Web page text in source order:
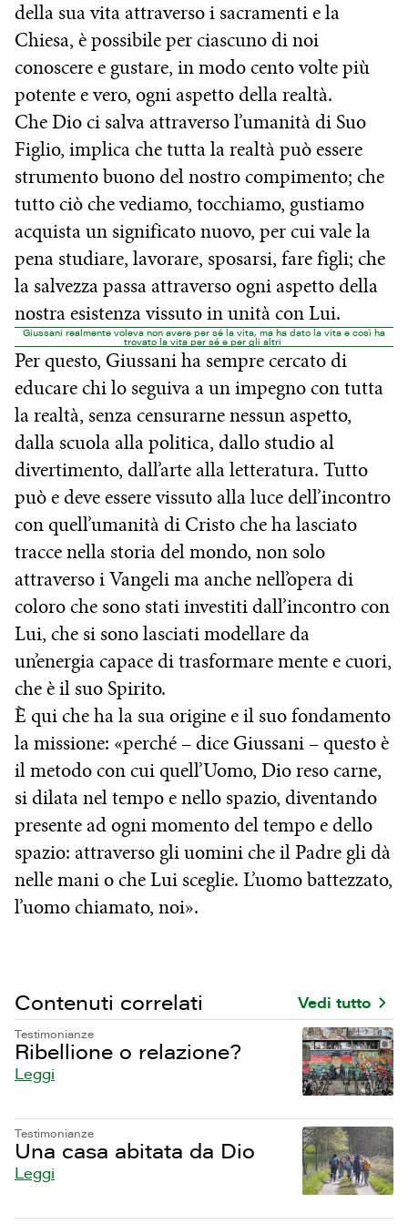
della sua vita attraverso i sacramenti e la
Chiesa, è possibile per ciascuno di noi
conoscere e gustare, in modo cento volte più
potente e vero, ogni aspetto della realtà.
Che Dio ci salva attraverso l’umanità di Suo
Figlio, implica che tutta la realtà può essere
strumento buono del nostro compimento; che
tutto ciò che vediamo, tocchiamo, gustiamo
acquista un significato nuovo, per cui vale la
pena studiare, lavorare, sposarsi, fare figli; che
la salvezza passa attraverso ogni aspetto della
nostra esistenza vissuto in unità con Lui.
Giussani realmente voleva non avere per sé la vita, ma ha dato la vita e così ha
trovato la vita per sé e per gli altri
Per questo, Giussani ha sempre cercato di
educare chi lo seguiva a un impegno con tutta
la realtà, senza censurarne nessun aspetto,
dalla scuola alla politica, dallo studio al
divertimento, dall’arte alla letteratura. Tutto
può e deve essere vissuto alla luce dell’incontro
con quell’umanità di Cristo che ha lasciato
tracce nella storia del mondo, non solo
attraverso i Vangeli ma anche nell’opera di
coloro che sono stati investiti dall’incontro con
Lui, che si sono lasciati modellare da
un’energia capace di trasformare mente e cuori,
che è il suo Spirito.
È qui che ha la sua origine e il suo fondamento
la missione: «perché – dice Giussani – questo è
il metodo con cui quell’Uomo, Dio reso carne,
si dilata nel tempo e nello spazio, diventando
presente ad ogni momento del tempo e dello
spazio: attraverso gli uomini che il Padre gli dà
nelle mani o che Lui sceglie. L’uomo battezzato,
l’uomo chiamato, noi».
Contenuti correlati Vedi tutto
Testimonianze
Ribellione o relazione?
Leggi
Testimonianze
Una casa abitata da Dio
Leggi